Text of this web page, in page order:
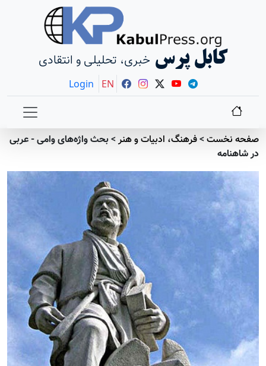
کابل پرس خبری، تحلیلی و انتقادی
Login EN
صفحه نخست>فرهنگ، ادبیات و هنر>بحث واژه‌های وامی - عربی
در شاهنامه